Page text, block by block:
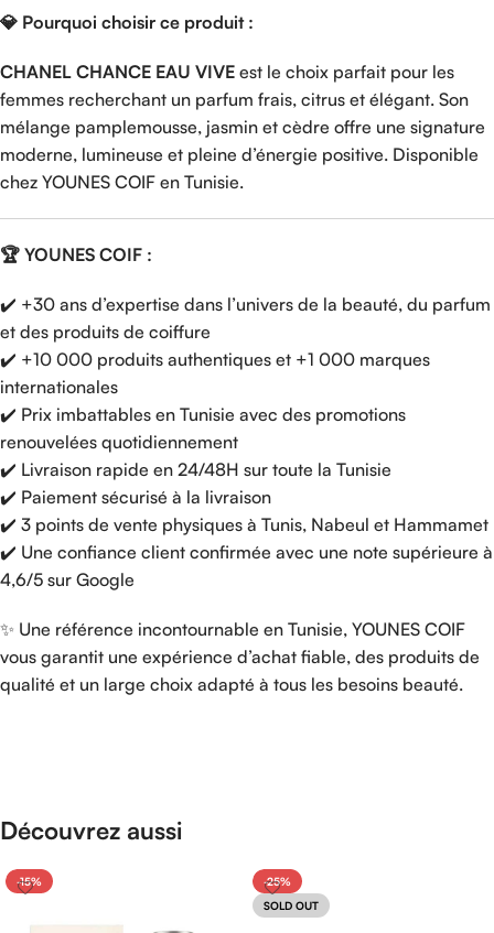
💎 Pourquoi choisir ce produit :
CHANEL CHANCE EAU VIVE est le choix parfait pour les
femmes recherchant un parfum frais, citrus et élégant. Son
mélange pamplemousse, jasmin et cèdre offre une signature
moderne, lumineuse et pleine d’énergie positive. Disponible
chez YOUNES COIF en Tunisie.
🏆 YOUNES COIF :
✔️ +30 ans d’expertise dans l’univers de la beauté, du parfum
et des produits de coiffure
✔️ +10 000 produits authentiques et +1 000 marques
internationales
✔️ Prix imbattables en Tunisie avec des promotions
renouvelées quotidiennement
✔️ Livraison rapide en 24/48H sur toute la Tunisie
✔️ Paiement sécurisé à la livraison
✔️ 3 points de vente physiques à Tunis, Nabeul et Hammamet
✔️ Une confiance client confirmée avec une note supérieure à
4,6/5 sur Google
✨ Une référence incontournable en Tunisie, YOUNES COIF
vous garantit une expérience d’achat fiable, des produits de
qualité et un large choix adapté à tous les besoins beauté.
Découvrez aussi
-15%
-25%
SOLD OUT